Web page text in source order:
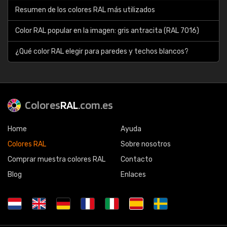
Resumen de los colores RAL más utilizados
Color RAL popular en la imagen: gris antracita (RAL 7016)
¿Qué color RAL elegir para paredes y techos blancos?
ColoresRAL.com.es
Home
Colores RAL
Comprar muestra colores RAL
Blog
Ayuda
Sobre nosotros
Contacto
Enlaces